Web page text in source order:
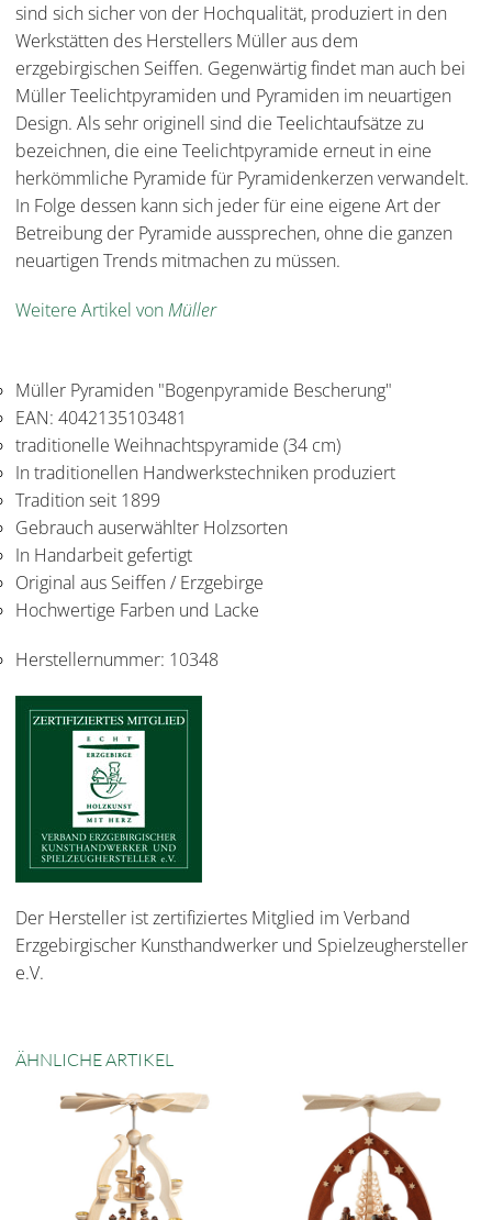
sind sich sicher von der Hochqualität, produziert in den
Werkstätten des Herstellers Müller aus dem
erzgebirgischen Seiffen. Gegenwärtig findet man auch bei
Müller Teelichtpyramiden und Pyramiden im neuartigen
Design. Als sehr originell sind die Teelichtaufsätze zu
bezeichnen, die eine Teelichtpyramide erneut in eine
herkömmliche Pyramide für Pyramidenkerzen verwandelt.
In Folge dessen kann sich jeder für eine eigene Art der
Betreibung der Pyramide aussprechen, ohne die ganzen
neuartigen Trends mitmachen zu müssen.
Weitere Artikel vonMüller
Müller Pyramiden "Bogenpyramide Bescherung"
EAN: 4042135103481
traditionelle Weihnachtspyramide (34 cm)
In traditionellen Handwerkstechniken produziert
Tradition seit 1899
Gebrauch auserwählter Holzsorten
In Handarbeit gefertigt
Original aus Seiffen / Erzgebirge
Hochwertige Farben und Lacke
Herstellernummer: 10348
Der Hersteller ist zertifiziertes Mitglied im Verband
Erzgebirgischer Kunsthandwerker und Spielzeughersteller
e.V.
ÄHNLICHE ARTIKEL